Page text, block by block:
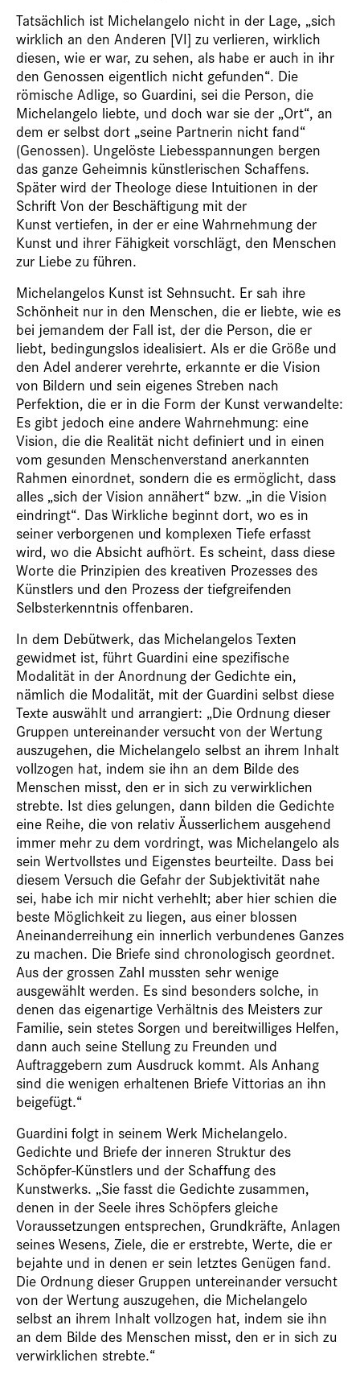
Tatsächlich ist Michelangelo nicht in der Lage, „sich
wirklich an den Anderen [VI] zu verlieren, wirklich
diesen, wie er war, zu sehen, als habe er auch in ihr
den Genossen eigentlich nicht gefunden“. Die
römische Adlige, so Guardini, sei die Person, die
Michelangelo liebte, und doch war sie der „Ort“, an
dem er selbst dort „seine Partnerin nicht fand“
(Genossen). Ungelöste Liebesspannungen bergen
das ganze Geheimnis künstlerischen Schaffens.
Später wird der Theologe diese Intuitionen in der
Schrift Von der Beschäftigung mit der
Kunst vertiefen, in der er eine Wahrnehmung der
Kunst und ihrer Fähigkeit vorschlägt, den Menschen
zur Liebe zu führen.
Michelangelos Kunst ist Sehnsucht. Er sah ihre
Schönheit nur in den Menschen, die er liebte, wie es
bei jemandem der Fall ist, der die Person, die er
liebt, bedingungslos idealisiert. Als er die Größe und
den Adel anderer verehrte, erkannte er die Vision
von Bildern und sein eigenes Streben nach
Perfektion, die er in die Form der Kunst ­verwandelte:
Es gibt jedoch eine andere Wahrnehmung: eine
Vision, die die Realität nicht definiert und in einen
vom gesunden Menschenverstand anerkannten
Rahmen einordnet, sondern die es ermöglicht, dass
alles „sich der Vision annähert“ bzw. „in die Vision
eindringt“. Das Wirkliche beginnt dort, wo es in
seiner verborgenen und komplexen Tiefe erfasst
wird, wo die Absicht aufhört. Es scheint, dass diese
Worte die Prinzipien des kreativen Prozesses des
Künstlers und den Prozess der tiefgreifenden
Selbsterkenntnis offenbaren.
In dem Debütwerk, das Michelangelos Texten
gewidmet ist, führt Guardini eine spezifische
Modalität in der Anordnung der Gedichte ein,
nämlich die Modalität, mit der Guardini selbst diese
Texte auswählt und arrangiert: „Die Ordnung dieser
Gruppen untereinander versucht von der Wertung
auszugehen, die Michelangelo selbst an ihrem Inhalt
vollzogen hat, indem sie ihn an dem Bilde des
Menschen misst, den er in sich zu verwirklichen
strebte. Ist dies gelungen, dann bilden die Gedichte
eine Reihe, die von relativ Äusserlichem ausgehend
immer mehr zu dem vordringt, was Michelangelo als
sein Wertvollstes und Eigenstes beurteilte. Dass bei
diesem Versuch die Gefahr der Subjektivität nahe
sei, habe ich mir nicht verhehlt; aber hier schien die
beste Möglichkeit zu liegen, aus einer blossen
Aneinanderreihung ein innerlich verbundenes Ganzes
zu machen. Die Briefe sind chronologisch geordnet.
Aus der grossen Zahl mussten sehr wenige
ausgewählt werden. Es sind besonders solche, in
denen das eigenartige Verhältnis des Meisters zur
Familie, sein stetes Sorgen und bereitwilliges Helfen,
dann auch seine Stellung zu Freunden und
Auftraggebern zum Ausdruck kommt. Als Anhang
sind die wenigen erhaltenen Briefe Vittorias an ihn
beigefügt.“
Guardini folgt in seinem Werk Michelangelo.
Gedichte und Briefe der inneren Struktur des
Schöpfer-Künstlers und der Schaffung des
Kunstwerks. „Sie fasst die Gedichte zusammen,
denen in der Seele ihres Schöpfers gleiche
Voraussetzungen entsprechen, Grundkräfte, Anlagen
seines Wesens, Ziele, die er erstrebte, Werte, die er
bejahte und in denen er sein letztes Genügen fand.
Die Ordnung dieser Gruppen untereinander versucht
von der Wertung auszugehen, die Michelangelo
selbst an ihrem Inhalt vollzogen hat, indem sie ihn
an dem Bilde des Menschen misst, den er in sich zu
verwirklichen strebte.“